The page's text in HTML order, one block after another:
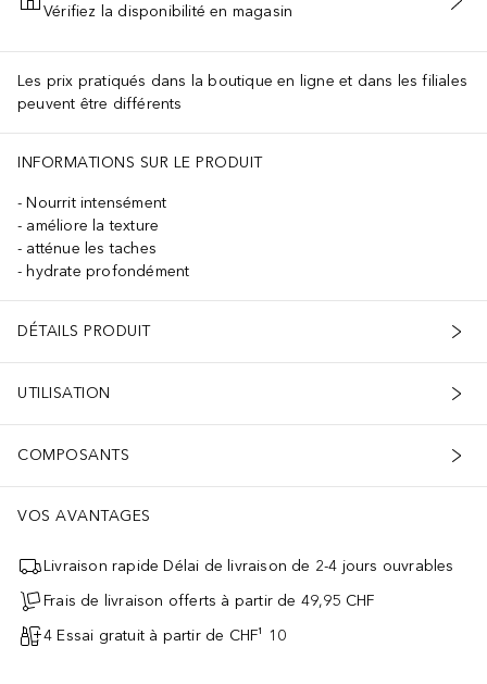
AJOUTER AU PANIER
Vérifiez la disponibilité en magasin
Les prix pratiqués dans la boutique en ligne et dans les filiales
peuvent être différents
INFORMATIONS SUR LE PRODUIT
Nourrit intensément
améliore la texture
atténue les taches
hydrate profondément
DÉTAILS PRODUIT
UTILISATION
COMPOSANTS
VOS AVANTAGES
Livraison rapide Délai de livraison de 2-4 jours ouvrables
Frais de livraison offerts à partir de 49,95 CHF
4 Essai gratuit à partir de CHF¹ 10